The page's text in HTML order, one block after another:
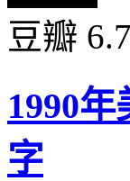
豆瓣
1990
字